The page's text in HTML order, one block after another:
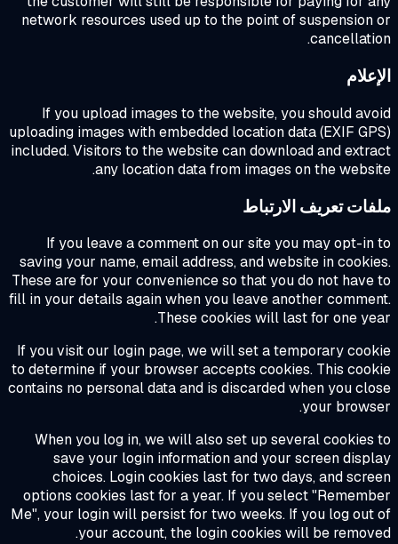
network resources used up to the point of
If you upload images to the website, you should
uploading images with embedded location data (EXIF
included. Visitors to the website can download and
any location data from images on the
تعريف الارتباط
If you leave a comment on our site you may opt-
saving your name, email address, and website in
These are for your convenience so that you do not
fill in your details again when you leave another
These cookies will last for one
If you visit our login page, we will set a temporary
to determine if your browser accepts cookies. This
contains no personal data and is discarded when you
your
When you log in, we will also set up several
save your login information and your screen
choices. Login cookies last for two days, and
options cookies last for a year. If you select
Me", your login will persist for two weeks. If you log
your account, the login cookies will be